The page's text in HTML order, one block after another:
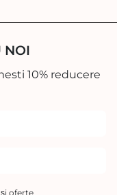
NOI
10% reducere
oferte